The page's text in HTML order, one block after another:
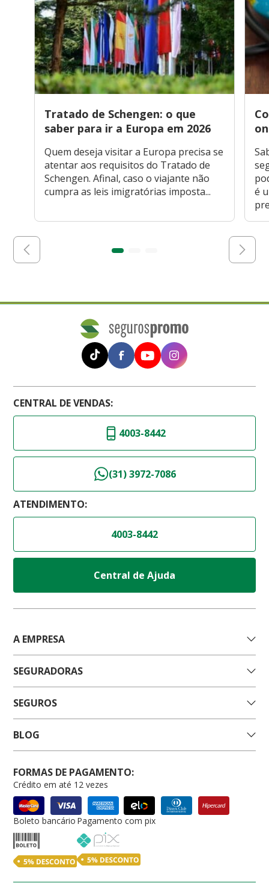
Tratado de Schengen: o que
saber para ir a Europa em 2026
Quem deseja visitar a Europa precisa se
atentar aos requisitos do Tratado de
Schengen. Afinal, caso o viajante não
cumpra as leis imigratórias imposta...
é
CENTRAL DE VENDAS:
4003-8442
(31) 3972-7086
ATENDIMENTO:
4003-8442
Central de Ajuda
A EMPRESA
SEGURADORAS
SEGUROS
BLOG
FORMAS DE PAGAMENTO:
Crédito em até 12 vezes
Boleto bancário Pagamento com pix